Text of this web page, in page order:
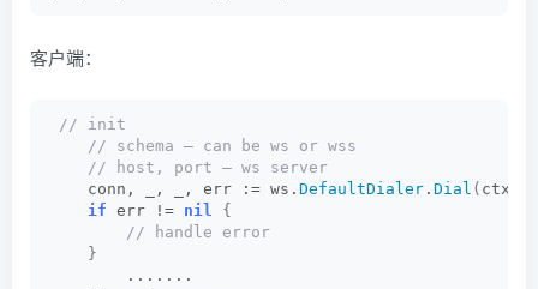
客户端：
// init
// schema – can be ws or wss
// host, port – ws server
    conn, _, _, err := ws.
DefaultDialer . Dial ( ctx,
if err != nil
{
// handle error
}
        .......